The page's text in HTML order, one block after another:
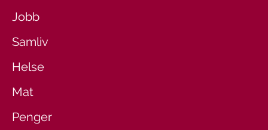
Jobb
Samliv
Helse
Mat
Penger